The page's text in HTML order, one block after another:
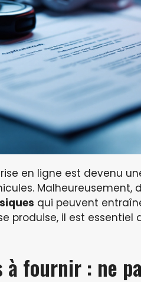
en ligne est devenu
Malheureusement,
qui peuvent
produise, il est essentiel
à fournir : ne